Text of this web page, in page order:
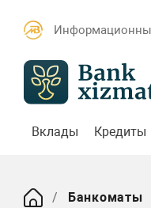
Вклады Кредиты
Банкоматы